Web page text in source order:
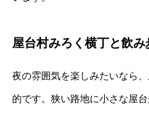
屋台村みろく横丁と飲
夜の雰囲気を楽しみたいなら
的です。狭い路地に小さな屋